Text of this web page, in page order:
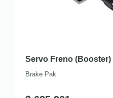
Servo Freno
Brake Pak